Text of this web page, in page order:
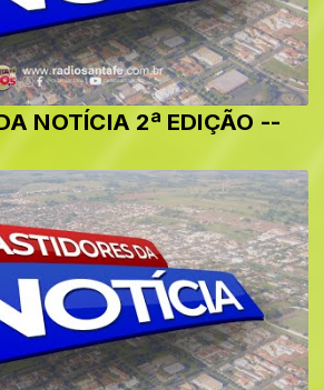
NOTÍCIA 2ª EDIÇÃO --